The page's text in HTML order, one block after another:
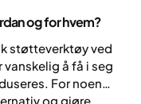
og for hvem?
støtteverktøy ved
å få i seg
For noen
og gjøre